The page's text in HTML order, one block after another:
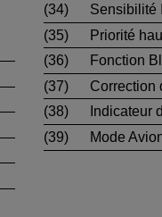
(34)
Sensibilité
(35)
Priorité
(36)
Fonction
(37)
Correction
(38)
Indicateur
(39)
Mode